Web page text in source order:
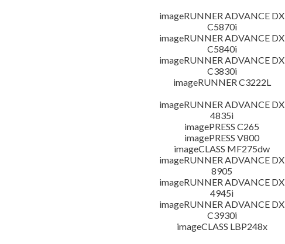
imageRUNNER ADVANCE DX
C5870i
imageRUNNER ADVANCE DX
C5840i
imageRUNNER ADVANCE DX
C3830i
imageRUNNER C3222L
imageRUNNER ADVANCE DX
4835i
imagePRESS C265
imagePRESS V800
imageCLASS MF275dw
imageRUNNER ADVANCE DX
8905
imageRUNNER ADVANCE DX
4945i
imageRUNNER ADVANCE DX
C3930i
imageCLASS LBP248x